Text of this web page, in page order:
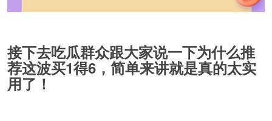
接下去吃瓜群众跟大家说一下为什么推
荐这波买1得6，简单来讲就是真的太实
用了！